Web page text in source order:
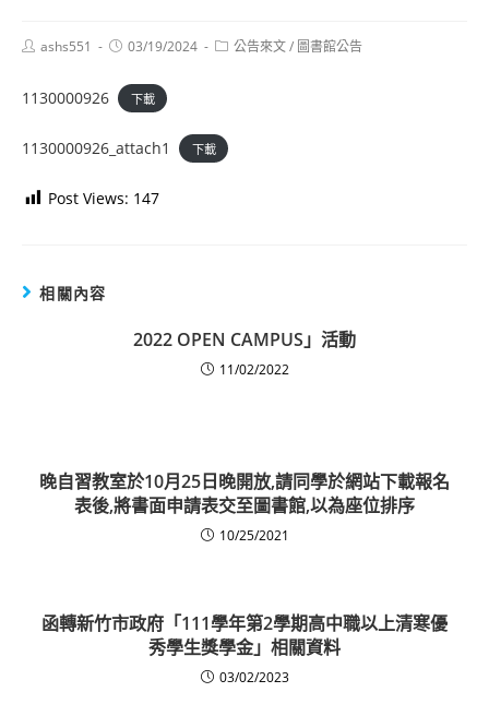
Postashs551
Post03/19/2024
Post公告來文/ 圖書館公告
1130000926 下載
1130000926_attach1 下載
Post Views: 147
相關內容
2022 OPEN CAMPUS」活動
11/02/2022
晚自習教室於10月25日晚開放,請同學於網站下載報名
表後,將書面申請表交至圖書館,以為座位排序
10/25/2021
函轉新竹市政府「111學年第2學期高中職以上清寒優
秀學生獎學金」相關資料
03/02/2023